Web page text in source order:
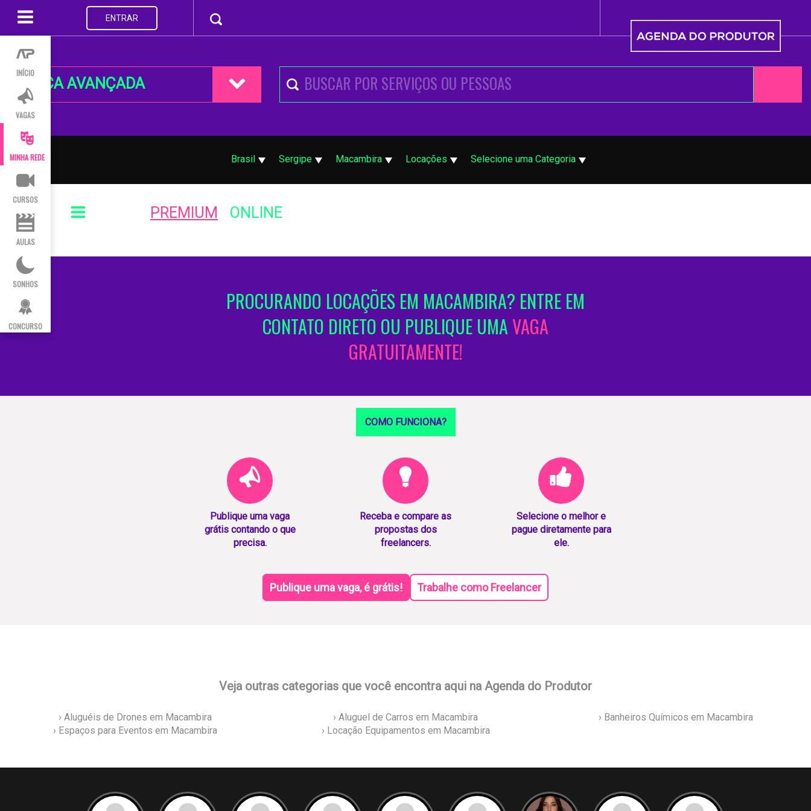
INÍCIO
VAGAS
MINHA REDE
CURSOS
AULAS
SONHOS
CONCURSO
ENTRAR
BUSCA AVANÇADA
Brasil Sergipe Macambira Locações Selecione uma Categoria
PREMIUM ONLINE
PROCURANDO LOCAÇÕES EM MACAMBIRA? ENTRE EM
CONTATO DIRETO OU PUBLIQUE UMAVAGA
GRATUITAMENTE!
COMO FUNCIONA?
Publique uma vaga
grátis contando o que
precisa.
Receba e compare as
propostas dos
freelancers.
Selecione o melhor e
pague diretamente para
ele.
Publique uma vaga, é grátis! Trabalhe como Freelancer
Veja outras categorias que você encontra aqui na Agenda do Produtor
› Aluguéis de Drones em Macambira › Aluguel de Carros em Macambira
› Banheiros Químicos em Macambira
› Espaços para Eventos em Macambira
› Locação Equipamentos em Macambira